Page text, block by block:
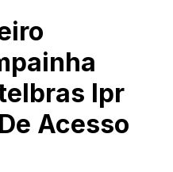
Ipr
Acesso